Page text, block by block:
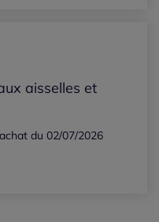
aisselles et
du 02/07/2026